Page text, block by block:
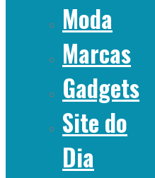
Moda
Marcas
Gadgets
Site do
Dia